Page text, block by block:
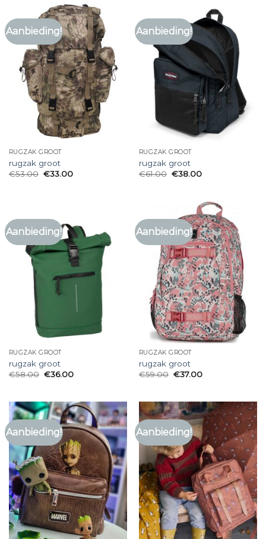
Aanbieding!
RUGZAK GROOT
rugzak groot
€53.00 €33.00
Aanbieding!
RUGZAK GROOT
rugzak groot
€61.00 €38.00
Aanbieding!
RUGZAK GROOT
rugzak groot
€58.00 €36.00
Aanbieding!
RUGZAK GROOT
rugzak groot
€59.00 €37.00
Aanbieding! Aanbieding!